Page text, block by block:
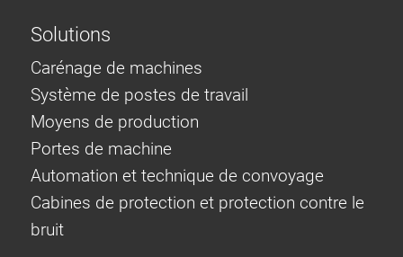
Solutions
Carénage de machines
Système de postes de travail
Moyens de production
Portes de machine
Automation et technique de convoyage
Cabines de protection et protection contre le
bruit